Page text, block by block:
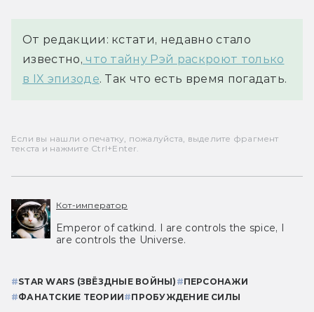
От редакции: кстати, недавно стало
известно, что тайну Рэй раскроют только
в IX эпизоде. Так что есть время погадать.
Если вы нашли опечатку, пожалуйста, выделите фрагмент
текста и нажмите Ctrl+Enter.
Кот-император
Emperor of catkind. I are controls the spice, I
are controls the Universe.
#STAR WARS (ЗВЁЗДНЫЕ ВОЙНЫ) #ПЕРСОНАЖИ
#ФАНАТСКИЕ ТЕОРИИ#ПРОБУЖДЕНИЕ СИЛЫ